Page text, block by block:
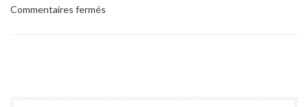
Commentaires fermés